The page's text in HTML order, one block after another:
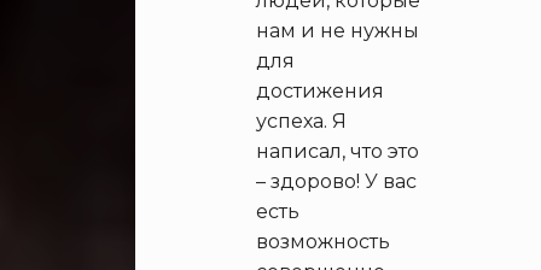
нам и не нужны
для
достижения
успеха. Я
написал, что это
– здорово! У вас
есть
возможность